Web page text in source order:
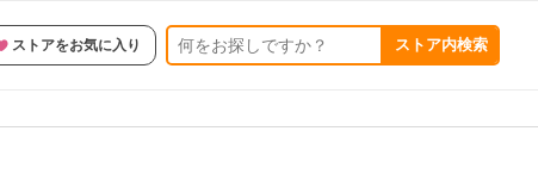
ストアをお気に入り ストア内検索